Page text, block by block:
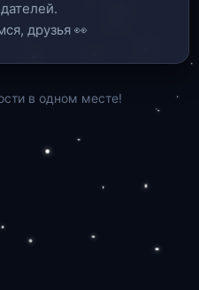
друзья 👀
в одном месте!